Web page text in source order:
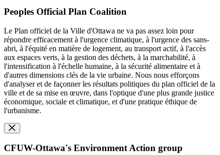
Peoples Official Plan Coalition
Le Plan officiel de la Ville d'Ottawa ne va pas assez loin pour
répondre efficacement à l'urgence climatique, à l'urgence des sans-
abri, à l'équité en matière de logement, au transport actif, à l'accès
aux espaces verts, à la gestion des déchets, à la marchabilité, à
l'intensification à l'échelle humaine, à la sécurité alimentaire et à
d'autres dimensions clés de la vie urbaine. Nous nous efforçons
d'analyser et de façonner les résultats politiques du plan officiel de la
ville et de sa mise en œuvre, dans l'optique d'une plus grande justice
économique, sociale et climatique, et d'une pratique éthique de
l'urbanisme.
CFUW-Ottawa's Environment Action group